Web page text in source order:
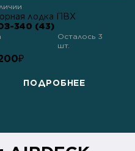
лодка ПВХ
340 (43)
Осталось 3
шт.
₽
ПОДРОБНЕЕ